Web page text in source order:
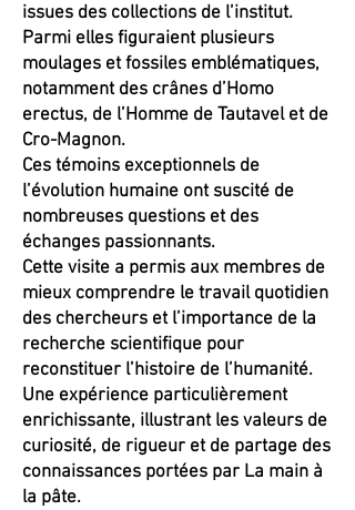
issues des collections de l’institut.
Parmi elles figuraient plusieurs
moulages et fossiles emblématiques,
notamment des crânes d’Homo
erectus, de l’Homme de Tautavel et de
Cro-Magnon.
Ces témoins exceptionnels de
l’évolution humaine ont suscité de
nombreuses questions et des
échanges passionnants.
Cette visite a permis aux membres de
mieux comprendre le travail quotidien
des chercheurs et l’importance de la
recherche scientifique pour
reconstituer l’histoire de l’humanité.
Une expérience particulièrement
enrichissante, illustrant les valeurs de
curiosité, de rigueur et de partage des
connaissances portées par La main à
la pâte.